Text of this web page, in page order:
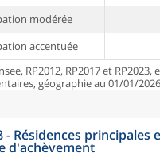
modérée
accentuée
RP2012, RP2017 et
géographie au 01/01/
- Résidences principales
d'achèvement